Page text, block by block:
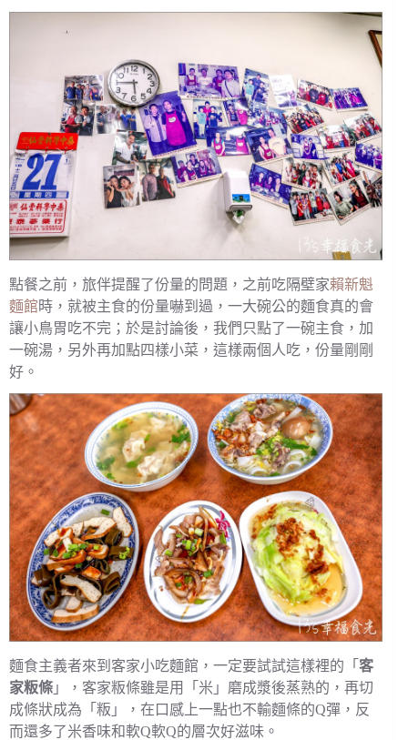
點餐之前，旅伴提醒了份量的問題，之前吃隔壁家賴新魁
麵館時，就被主食的份量嚇到過，一大碗公的麵食真的會
讓小鳥胃吃不完；於是討論後，我們只點了一碗主食，加
一碗湯，另外再加點四樣小菜，這樣兩個人吃，份量剛剛
好。
麵食主義者來到客家小吃麵館，一定要試試這樣裡的「 客
家粄條 」，客家粄條雖是用「米」磨成漿後蒸熟的，再切
成條狀成為「粄」，在口感上一點也不輸麵條的Q彈，反
而還多了米香味和軟Q軟Q的層次好滋味。